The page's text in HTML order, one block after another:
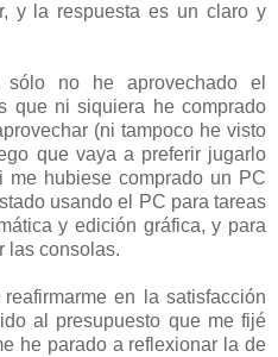
y la respuesta es un claro y
no he aprovechado el
que ni siquiera he comprado
(ni tampoco he visto
que vaya a preferir jugarlo
hubiese comprado un PC
usando el PC para tareas
y edición gráfica, y para
las consolas.
en la satisfacción
al presupuesto que me fijé
he parado a reflexionar la de